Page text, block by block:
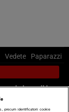
Vedete Paparazzi
trimite mail la
precum identificatorii cookie